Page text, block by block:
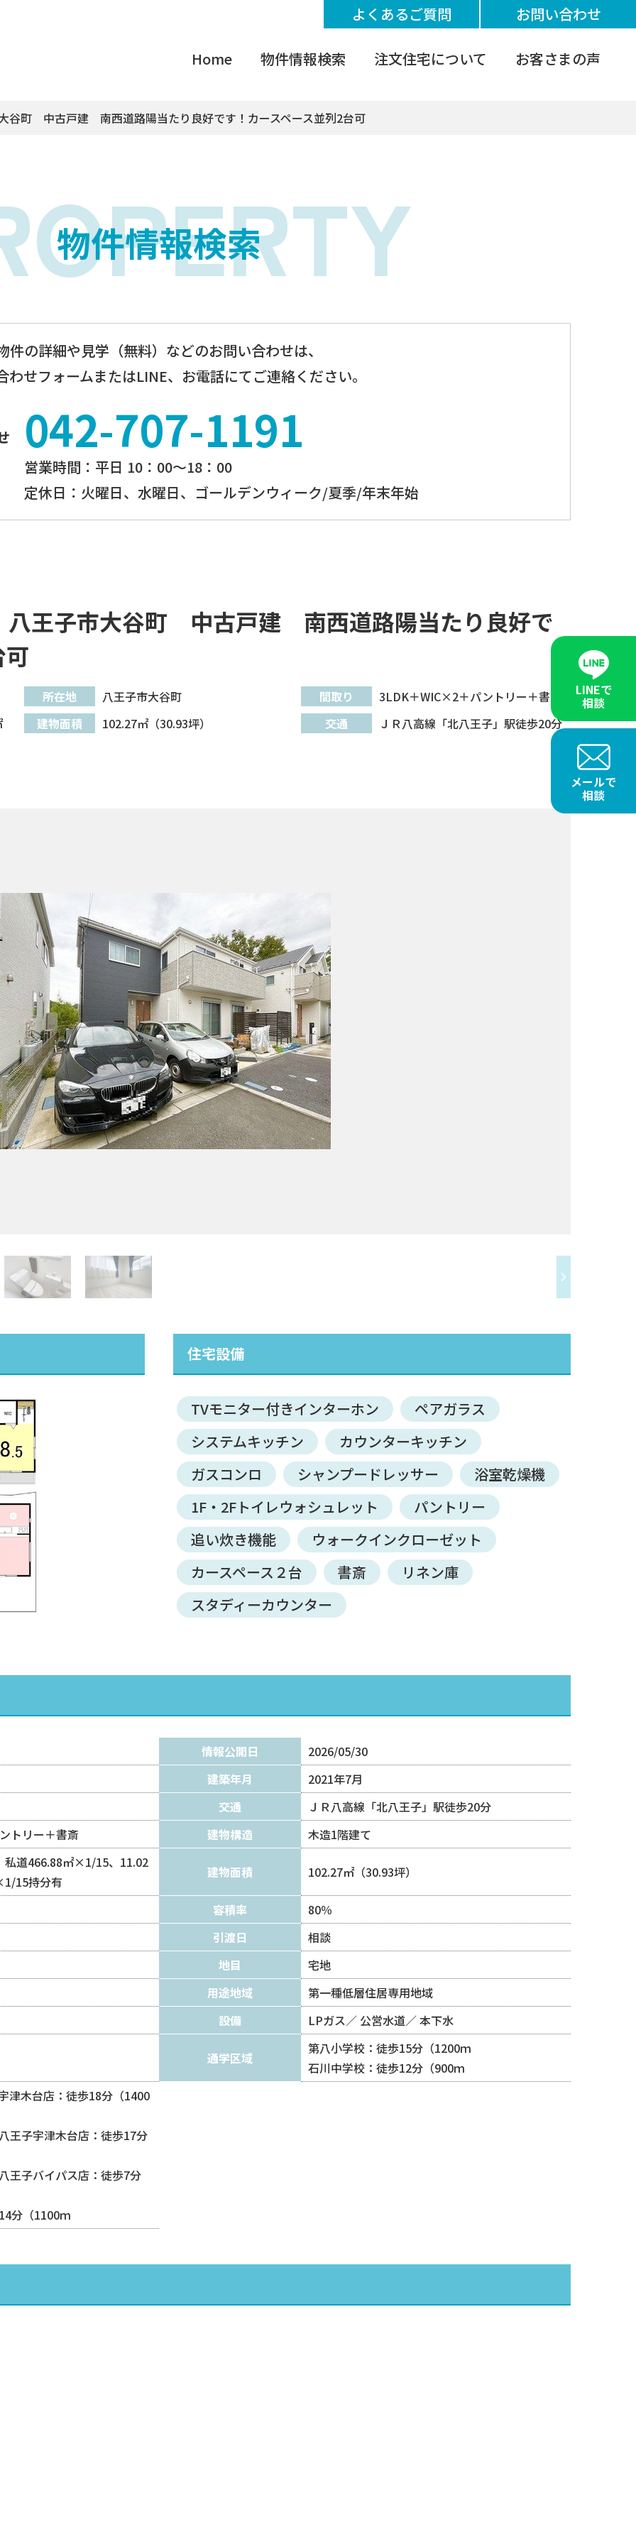
Home 物件情報検索 注文住宅について お客さまの声
よくあるご質問 お問い合わせ
LINEで
相談
メールで
相談
谷町 中古戸建 南西道路陽当たり良好です！カースペース並列2台可
物件情報検索
件の詳細や見学（無料）などのお問い合わせは、
わせフォームまたはLINE、お電話にてご連絡ください。
042-707-1191
営業時間：平⽇ 10：00〜18：00
定休⽇：火曜日、⽔曜⽇、ゴールデンウィーク/夏季/年末年始
王子市大谷町 中古戸建 南西道路陽当たり良好で
所在地 八王子市大谷町 間取り
3LDK＋WIC×2＋パントリー＋書斎
建物面積 102.27㎡（30.93坪） 交通 ＪＲ八高線「北八王子」駅徒歩20分
住宅設備
TVモニター付きインターホン
ペアガラス
システムキッチン
カウンターキッチン
ガスコンロ
シャンプードレッサー
浴室乾燥機
1F・2Fトイレウォシュレット
パントリー
追い炊き機能
ウォークインクローゼット
カースペース２台
書斎
リネン庫
スタディーカウンター
情報公開日
2026/05/30
建築年月
2021年7月
交通
ＪＲ八高線「北八王子」駅徒歩20分
トリー＋書斎
建物構造
木造1階建て
私道466.88㎡×1/15、11.02
15持分有
建物面積 102.27㎡（30.93坪）
容積率
80％
引渡日
相談
地目
宅地
用途地域
第一種低層住居専用地域
設備
LPガス 公営水道 本下水
通学区域
第八小学校：徒歩15分（1200ｍ
石川中学校：徒歩12分（900ｍ
木台店：徒歩18分（1400
子宇津木台店：徒歩17分
子バイパス店：徒歩7分
分（1100ｍ